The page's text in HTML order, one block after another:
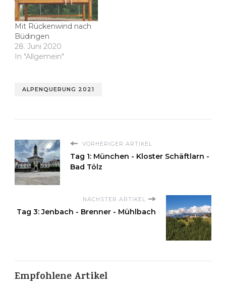
Mit Rückenwind nach
Büdingen
28. Juni 2020
In "Allgemein"
ALPENQUERUNG 2021
VORHERIGER ARTIKEL
Tag 1: München - Kloster Schäftlarn -
Bad Tölz
NÄCHSTER ARTIKEL
Tag 3: Jenbach - Brenner - Mühlbach
Empfohlene Artikel